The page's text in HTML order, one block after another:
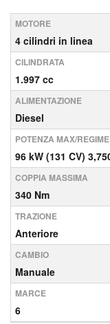
MOTORE
4 cilindri in linea
CILINDRATA
1.997 cc
ALIMENTAZIONE
Diesel
POTENZA MAX/REGIME
96 kW (131 CV)
COPPIA MASSIMA
340 Nm
TRAZIONE
Anteriore
CAMBIO
Manuale
MARCE
6